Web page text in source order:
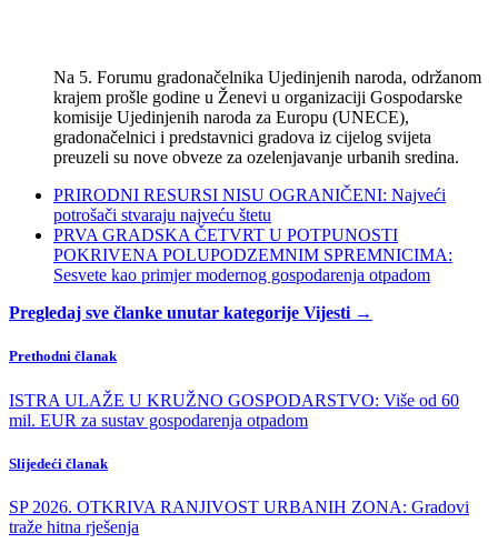
Na 5. Forumu gradonačelnika Ujedinjenih naroda, održanom
krajem prošle godine u Ženevi u organizaciji Gospodarske
komisije Ujedinjenih naroda za Europu (UNECE),
gradonačelnici i predstavnici gradova iz cijelog svijeta
preuzeli su nove obveze za ozelenjavanje urbanih sredina.
PRIRODNI RESURSI NISU OGRANIČENI: Najveći
potrošači stvaraju najveću štetu
PRVA GRADSKA ČETVRT U POTPUNOSTI
POKRIVENA POLUPODZEMNIM SPREMNICIMA:
Sesvete kao primjer modernog gospodarenja otpadom
Pregledaj sve članke unutar kategorije Vijesti →
Prethodni članak
ISTRA ULAŽE U KRUŽNO GOSPODARSTVO: Više od 60
mil. EUR za sustav gospodarenja otpadom
Slijedeći članak
SP 2026. OTKRIVA RANJIVOST URBANIH ZONA: Gradovi
traže hitna rješenja